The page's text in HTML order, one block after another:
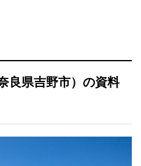
良県吉野市）の資料